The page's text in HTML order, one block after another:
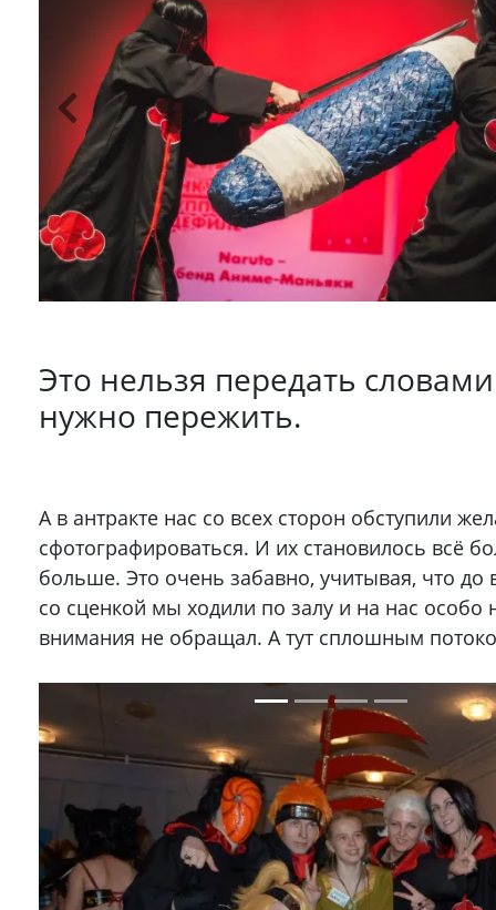
Это нельзя передать
нужно пережить.
А в антракте нас со всех сторон обступили
сфотографироваться. И их становилось всё
больше. Это очень забавно, учитывая, что до
со сценкой мы ходили по залу и на нас особо
внимания не обращал. А тут сплошным